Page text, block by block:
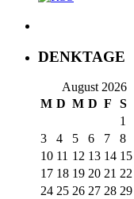
DENKTAGE
August 2026
M D M D F S
1
3
4 5 6 7 8
10 11 12 13 14 15
17 18 19 20 21 22
24 25 26 27 28 29